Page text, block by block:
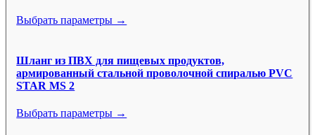
Выбрать параметры →
Шланг из ПВХ для пищевых продуктов,
армированный стальной проволочной спиралью PVC
STAR MS 2
Выбрать параметры →